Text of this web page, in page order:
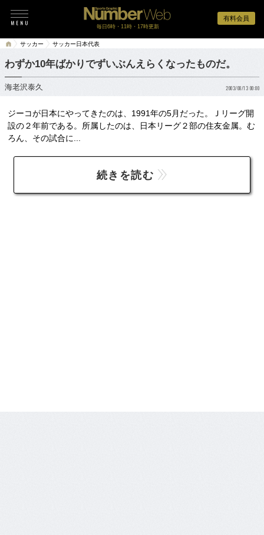
有料会員
毎日6時・11時・17時更新
サッカー サッカー日本代表
わずか10年ばかりでずいぶんえらくなったものだ。
海老沢泰久 2003/08/13 00:00
ジーコが日本にやってきたのは、1991年の5月だった。Ｊリーグ開
設の２年前である。所属したのは、日本リーグ２部の住友金属。む
ろん、その試合に...
続きを読む